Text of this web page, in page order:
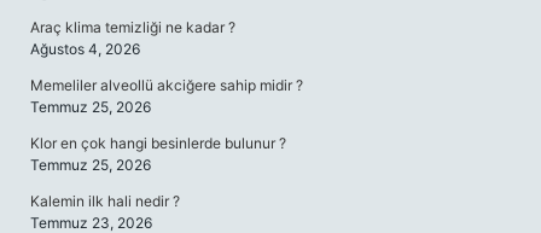
Araç klima temizliği ne kadar ?
Ağustos 4, 2026
Memeliler alveollü akciğere sahip midir ?
Temmuz 25, 2026
Klor en çok hangi besinlerde bulunur ?
Temmuz 25, 2026
Kalemin ilk hali nedir ?
Temmuz 23, 2026